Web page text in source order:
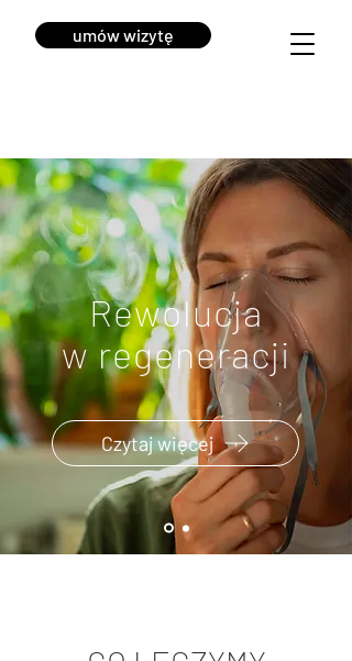
umów wizytę
Rewolucja
w regeneracji
Czytaj więcej